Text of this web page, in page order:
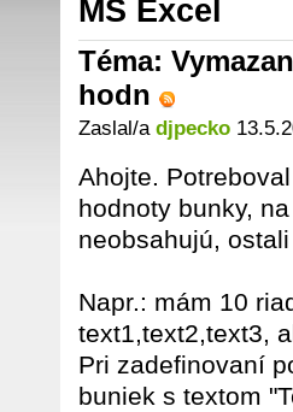
MS Excel
Téma:
hodn
Zaslal/a djpecko
Ahojte.
hodnoty bunky,
neobsahujú,
Napr.: mám 10
text1,text2,text3,
Pri zadefinovaní
buniek s textom